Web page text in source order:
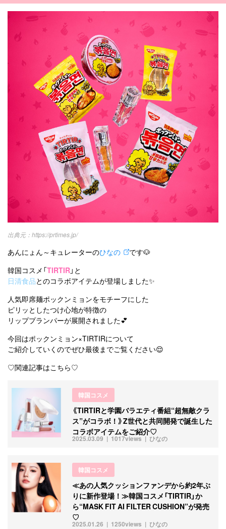
キュレーター一覧
運営会社
プライバシーポリシー
お問い合わせ
kpop 韓国メイク
オルチャンメイク twice アイドル
韓国ドラマ カフェ かわいい
https://prtimes.jp/
あんにょん～キュレーターのひなの
です🐶
韓国コスメ「TIRTIR」と
日清食品とのコラボアイテムが登場しました✨
人気即席麺ポックンミョンをモチーフにした
ピリッとしたつけ心地が特徴の
リッププランパーが展開されました💕
今回はポックンミョン×TIRTIRについて
ご紹介していくのでぜひ最後までご覧ください😌
♡関連記事はこちら♡
韓国コスメ
2025.03.09 ひなの
1017views
《TIRTIRと学園バラエティ番組“超無敵クラ
ス”がコラボ！》Z世代と共同開発で誕生した
コラボアイテムをご紹介♡
韓国コスメ
2025.01.26 ひなの
1250views
≪あの人気クッションファンデから約2年ぶ
りに新作登場！≫韓国コスメ「TIRTIR」か
ら“MASK FIT AI FILTER CUSHION”が発売
♡